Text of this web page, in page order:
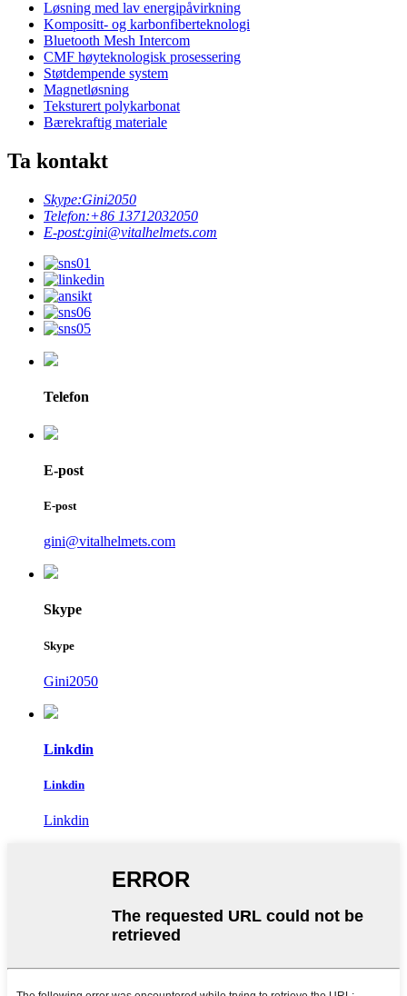
Løsning med lav energipåvirkning
Kompositt- og karbonfiberteknologi
Bluetooth Mesh Intercom
CMF høyteknologisk prosessering
Støtdempende system
Magnetløsning
Teksturert polykarbonat
Bærekraftig materiale
Ta kontakt
Skype:Gini2050
Telefon:+86 13712032050
E-post:gini@vitalhelmets.com
Telefon
E-post
E-post
gini@vitalhelmets.com
Skype
Skype
Gini2050
Linkdin
Linkdin
Linkdin